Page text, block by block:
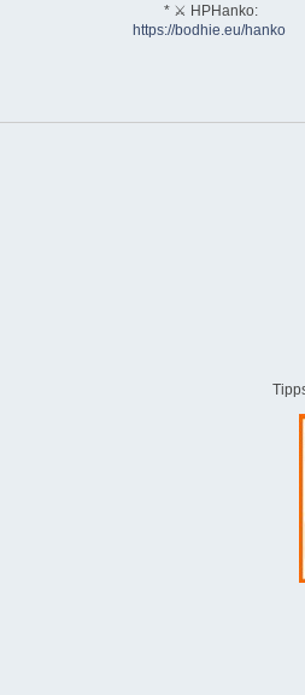
* ⚔ HPHanko:
https://bodhie.eu/hanko